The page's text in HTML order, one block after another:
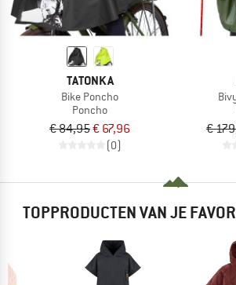
TATONKA
Bike Poncho
Poncho
€ 84,95€ 67,96
(0)
€
TOPPRODUCTEN VAN JE